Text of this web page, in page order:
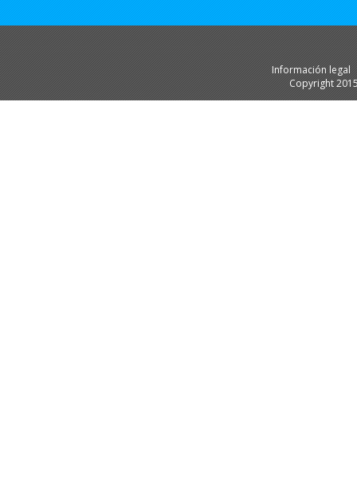
Información legal
Copyright